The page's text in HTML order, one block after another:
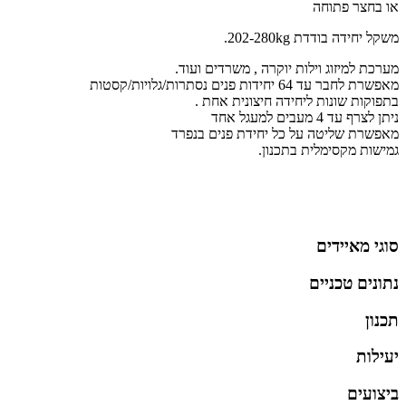
או בחצר פתוחה
משקל יחידה בודדת 202-280kg.
מערכת למיזוג וילות יוקרה , משרדים ועוד.
מאפשרת לחבר עד 64 יחידות פנים נסתרות/גלויות/קסטות
בתפוקות שונות ליחידה חיצונית אחת .
ניתן לצרף עד 4 מעבים למעגל אחד
מאפשרת שליטה על כל יחידת פנים בנפרד
גמישות מקסימלית בתכנון.
סוגי מאיידים
נתונים טכניים
תכנון
יעילות
ביצועים